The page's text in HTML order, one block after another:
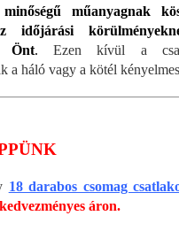
műanyagnak
időjárási
Önt. Ezen kívül a
a háló vagy a kötél
18 darabos csomag
kedvezményes áron.